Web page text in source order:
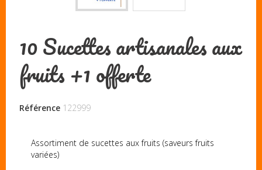
10 Sucettes artisanales aux
fruits +1 offerte
Référence 122999
Assortiment de sucettes aux fruits (saveurs fruits
variées)